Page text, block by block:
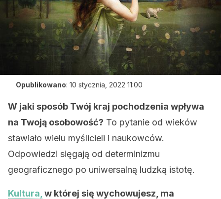
Opublikowano: 10 stycznia, 2022 11:00
W jaki sposób Twój kraj pochodzenia wpływa
na Twoją osobowość? To pytanie od wieków
stawiało wielu myślicieli i naukowców.
Odpowiedzi sięgają od determinizmu
geograficznego po uniwersalną ludzką istotę.
Kultura, w której się wychowujesz, ma